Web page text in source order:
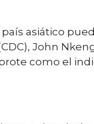
asiático
John
como el